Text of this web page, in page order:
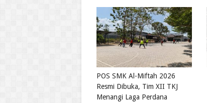
POS SMK Al-Miftah 2026
Resmi Dibuka, Tim XII TKJ
Menangi Laga Perdana